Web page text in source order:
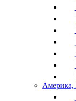
Америка,